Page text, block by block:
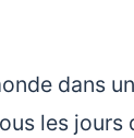
dans
les jours